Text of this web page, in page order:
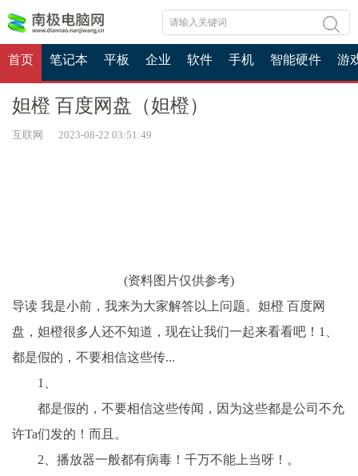
首页 笔记本 平板 企业 软件 手机 智能硬件 游
妲橙 百度网盘（妲橙）
互联网 2023-08-22 03:51:49
(资料图片仅供参考)
导读 我是小前，我来为大家解答以上问题。妲橙 百度网
盘，妲橙很多人还不知道，现在让我们一起来看看吧！1、
都是假的，不要相信这些传...
1、
都是假的，不要相信这些传闻，因为这些都是公司不允
许Ta们发的！而且。
2、播放器一般都有病毒！千万不能上当呀！。